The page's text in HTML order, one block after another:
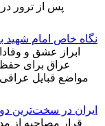
نگاه خاص امام
ابراز عشق و
عراق برای حفظ
مواضع قبایل
ایران در سخت‌ترین